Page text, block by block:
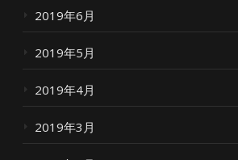
2019年6月
2019年5月
2019年4月
2019年3月